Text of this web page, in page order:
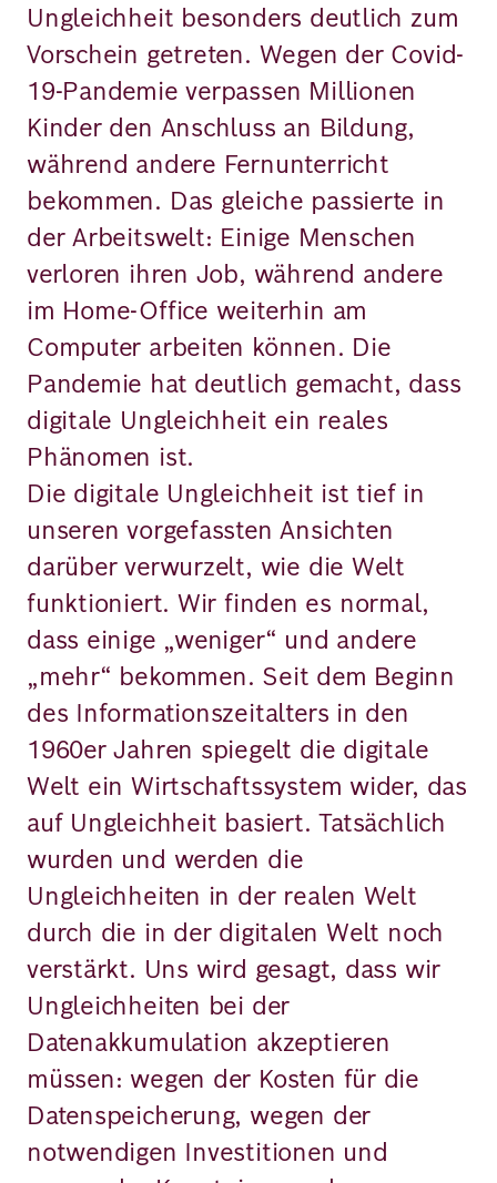
Ungleichheit besonders deutlich zum
Vorschein getreten. Wegen der Covid-
19-Pandemie verpassen Millionen
Kinder den Anschluss an Bildung,
während andere Fernunterricht
bekommen. Das gleiche passierte in
der Arbeitswelt: Einige Menschen
verloren ihren Job, während andere
im Home-Office weiterhin am
Computer arbeiten können. Die
Pandemie hat deutlich gemacht, dass
digitale Ungleichheit ein reales
Phänomen ist.
Die digitale Ungleichheit ist tief in
unseren vorgefassten Ansichten
darüber verwurzelt, wie die Welt
funktioniert. Wir finden es normal,
dass einige „weniger“ und andere
„mehr“ bekommen. Seit dem Beginn
des Informationszeitalters in den
1960er Jahren spiegelt die digitale
Welt ein Wirtschaftssystem wider, das
auf Ungleichheit basiert. Tatsächlich
wurden und werden die
Ungleichheiten in der realen Welt
durch die in der digitalen Welt noch
verstärkt. Uns wird gesagt, dass wir
Ungleichheiten bei der
Datenakkumulation akzeptieren
müssen: wegen der Kosten für die
Datenspeicherung, wegen der
notwendigen Investitionen und